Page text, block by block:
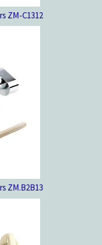
ZM-C1312
ZM.B2B13